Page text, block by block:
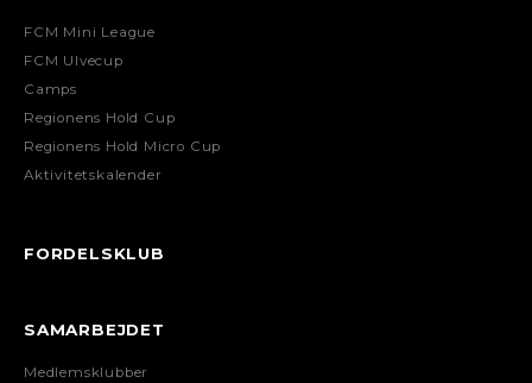
FCM Mini League
FCM Ulvecup
Camps
Regionens Hold Cup
Regionens Hold Micro Cup
Aktivitetskalender
FORDELSKLUB
SAMARBEJDET
Medlemsklubber